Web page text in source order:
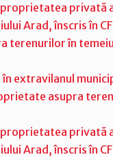
privată
Arad, înscris în
terenurilor în
extravilanul
asupra
privată
Arad, înscris în